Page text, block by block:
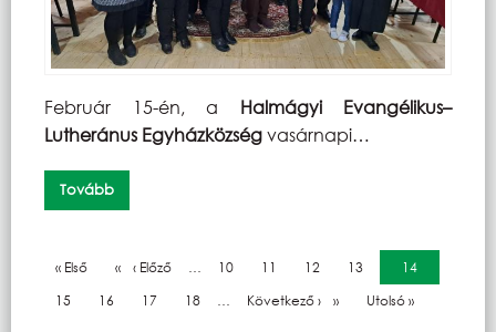
Február 15-én, a Halmágyi Evangélikus–
Lutheránus Egyházközségvasárnapi…
Tovább
Oldalszámozás
Első oldal
« Első Előző oldal
‹ Előző … Oldal
10 Oldal
11 Oldal
12 Oldal
13 Jelenlegi oldal
14
Oldal
15 Oldal
16 Oldal
17 Oldal
18 … Következő oldal
Következő › Utolsó oldal
Utolsó »